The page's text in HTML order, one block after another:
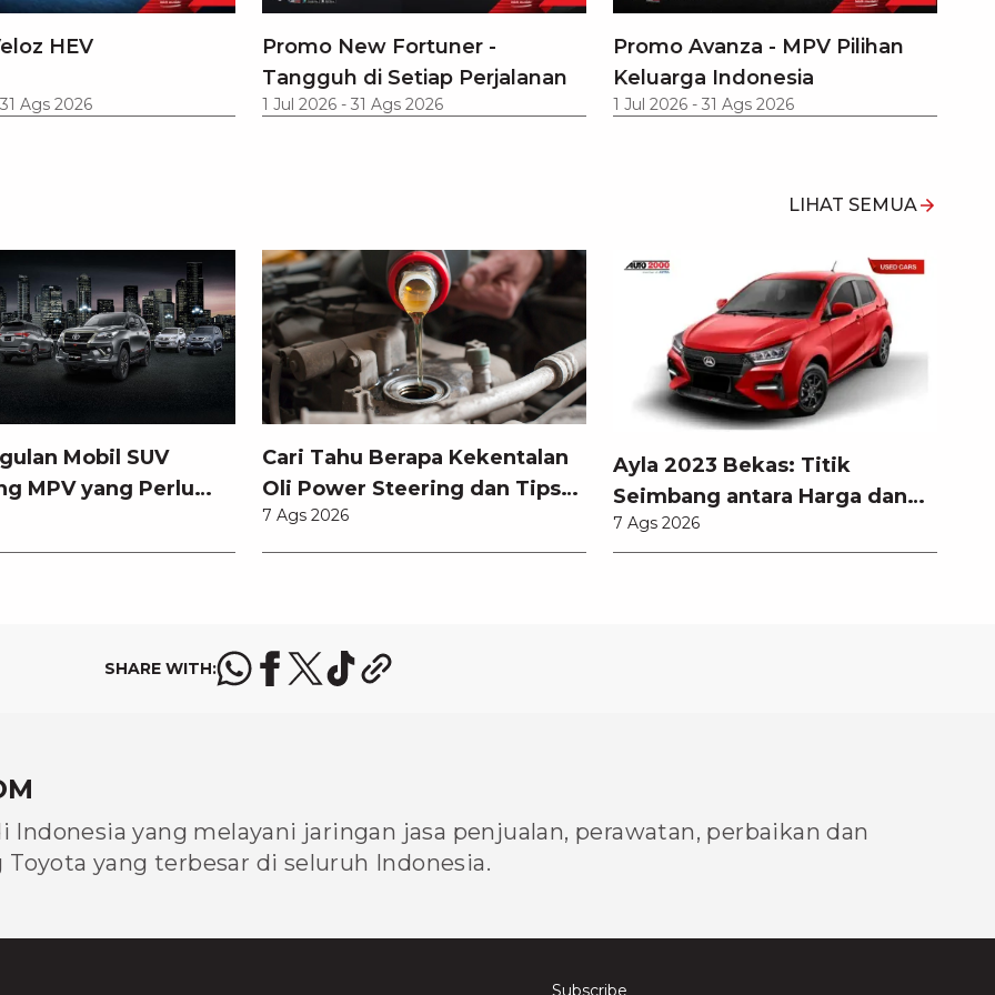
HEV
31 Ags 2026
Promo New Fortuner -
Tangguh di Setiap Perjalanan
1 Jul 2026 - 31 Ags 2026
Promo Avanza - MPV Pilihan
Keluarga Indonesia
1 Jul 2026 - 31 Ags 2026
LIHAT SEMUA
Mobil SUV
MPV yang Perlu
Cari Tahu Berapa Kekentalan
Oli Power Steering dan Tips
Memilihnya
7 Ags 2026
Ayla 2023 Bekas: Titik
Seimbang antara Harga dan
Pembaruan Teknologi
7 Ags 2026
SHARE WITH:
Indonesia yang melayani jaringan jasa penjualan, perawatan, perbaikan dan
yang terbesar di seluruh Indonesia.
Subscribe